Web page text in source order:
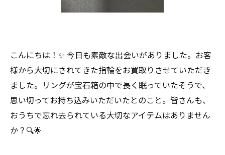
こんにちは！✨ 今日も素敵な出会いがありました。お客
様から大切にされてきた指輪をお買取りさせていただき
ました。リングが宝石箱の中で長く眠っていたそうで、
思い切ってお持ち込みいただいたとのこと。皆さんも、
おうちで忘れ去られている大切なアイテムはありません
か？🔍🌟